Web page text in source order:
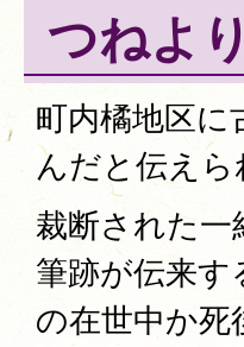
つねよ
町内橘地区に
んだと伝え
裁断された
筆跡が伝来
の在世中か